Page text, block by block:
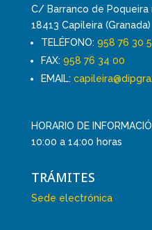
C/ Barranco de Poqueira
18413 Capileira (Granada)
TELÉFONO: 958 76 30
FAX: 958 76 34 00
EMAIL:
HORARIO DE
10:00 a 14:00 horas
TRÁMITES
Sede electrónica